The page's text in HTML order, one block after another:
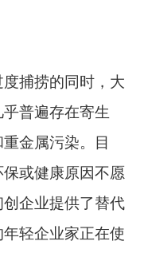
捕捞的同时，大
普遍存在寄生
金属污染。目
或健康原因不愿
企业提供了替代
轻企业家正在使